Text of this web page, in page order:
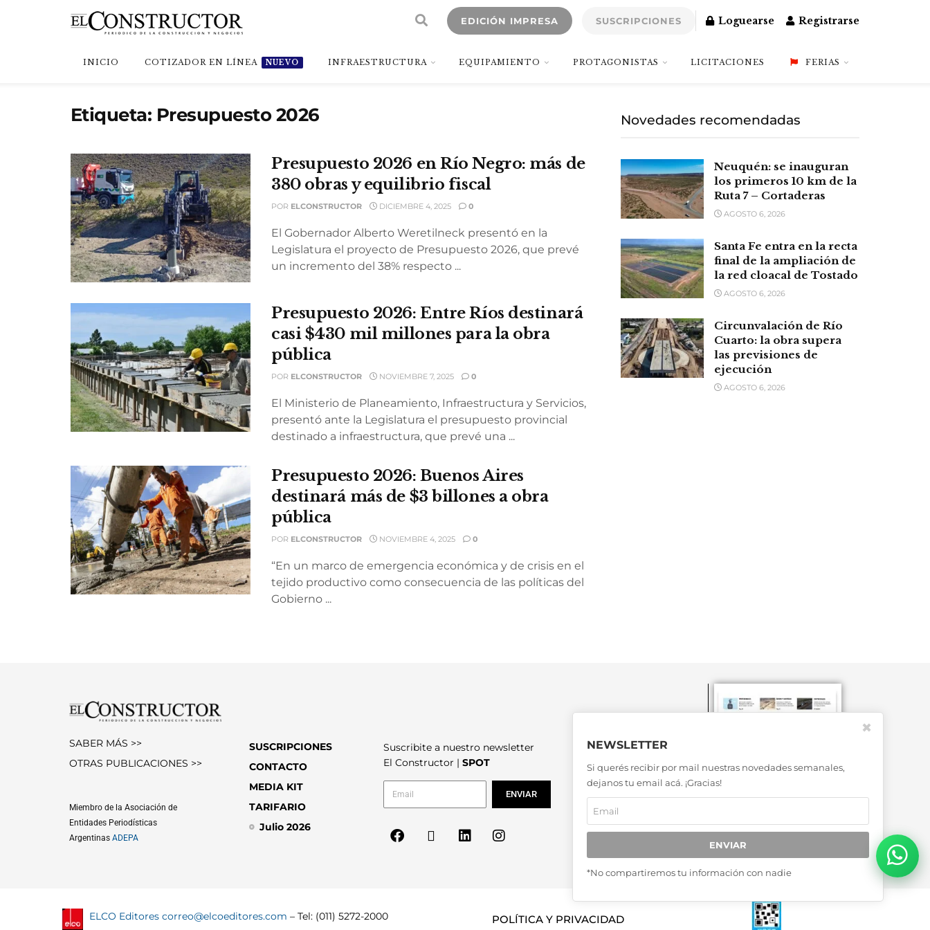
EDICIÓN IMPRESA SUSCRIPCIONES Loguearse Registrarse
INICIO COTIZADOR EN LÍNEA NUEVO INFRAESTRUCTURA EQUIPAMIENTO PROTAGONISTAS LICITACIONES FERIAS
Etiqueta: Presupuesto 2026
Presupuesto 2026 en Río Negro: más de
380 obras y equilibrio fiscal
POR ELCONSTRUCTOR DICIEMBRE 4, 2025 0
El Gobernador Alberto Weretilneck presentó en la
Legislatura el proyecto de Presupuesto 2026, que prevé
un incremento del 38% respecto ...
Presupuesto 2026: Entre Ríos destinará
casi $430 mil millones para la obra
pública
POR ELCONSTRUCTOR NOVIEMBRE 7, 2025 0
El Ministerio de Planeamiento, Infraestructura y Servicios,
presentó ante la Legislatura el presupuesto provincial
destinado a infraestructura, que prevé una ...
Presupuesto 2026: Buenos Aires
destinará más de $3 billones a obra
pública
POR ELCONSTRUCTOR NOVIEMBRE 4, 2025 0
“En un marco de emergencia económica y de crisis en el
tejido productivo como consecuencia de las políticas del
Gobierno ...
Novedades recomendadas
Neuquén: se inauguran
los primeros 10 km de la
Ruta 7 – Cortaderas
AGOSTO 6, 2026
Santa Fe entra en la recta
final de la ampliación de
la red cloacal de Tostado
AGOSTO 6, 2026
Circunvalación de Río
Cuarto: la obra supera
las previsiones de
ejecución
AGOSTO 6, 2026
SABER MÁS >>
OTRAS PUBLICACIONES >>
Miembro de la Asociación de
Entidades Periodísticas
Argentinas ADEPA
SUSCRIPCIONES
CONTACTO
MEDIA KIT
TARIFARIO
Julio 2026
Suscribite a nuestro newsletter
El Constructor | SPOT
ENVIAR
ELCO Editores correo@elcoeditores.com – Tel: (011) 5272-2000 POLÍTICA Y PRIVACIDAD
NEWSLETTER
Si querés recibir por mail nuestras novedades semanales,
dejanos tu email acá. ¡Gracias!
ENVIAR
*No compartiremos tu información con nadie
✖